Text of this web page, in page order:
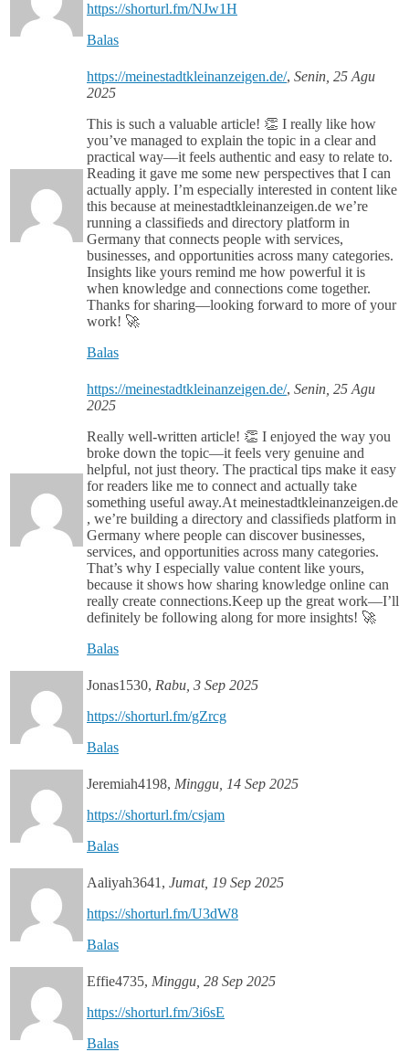
https://shorturl.fm/NJw1H
Balas
https://meinestadtkleinanzeigen.de/, Senin, 25 Agu
2025
This is such a valuable article! 👏 I really like how
you’ve managed to explain the topic in a clear and
practical way—it feels authentic and easy to relate to.
Reading it gave me some new perspectives that I can
actually apply. I’m especially interested in content like
this because at meinestadtkleinanzeigen.de we’re
running a classifieds and directory platform in
Germany that connects people with services,
businesses, and opportunities across many categories.
Insights like yours remind me how powerful it is
when knowledge and connections come together.
Thanks for sharing—looking forward to more of your
work! 🚀
Balas
https://meinestadtkleinanzeigen.de/, Senin, 25 Agu
2025
Really well-written article! 👏 I enjoyed the way you
broke down the topic—it feels very genuine and
helpful, not just theory. The practical tips make it easy
for readers like me to connect and actually take
something useful away.At meinestadtkleinanzeigen.de
, we’re building a directory and classifieds platform in
Germany where people can discover businesses,
services, and opportunities across many categories.
That’s why I especially value content like yours,
because it shows how sharing knowledge online can
really create connections.Keep up the great work—I’ll
definitely be following along for more insights! 🚀
Balas
Jonas1530, Rabu, 3 Sep 2025
https://shorturl.fm/gZrcg
Balas
Jeremiah4198, Minggu, 14 Sep 2025
https://shorturl.fm/csjam
Balas
Aaliyah3641 , Jumat, 19 Sep 2025
https://shorturl.fm/U3dW8
Balas
Effie4735, Minggu, 28 Sep 2025
https://shorturl.fm/3i6sE
Balas